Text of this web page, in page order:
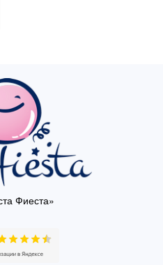
Фиеста»